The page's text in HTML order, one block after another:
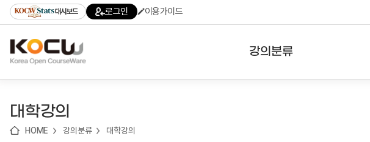
기
기
기
content)
가
대시보드 로그인 이용가이드
강의분류
대학강의
HOME 강의분류 대학강의